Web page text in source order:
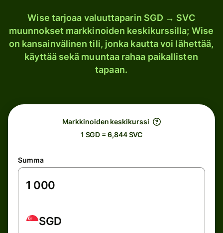
Wise tarjoaa valuuttaparin SGD → SVC
muunnokset markkinoiden keskikurssilla; Wise
on kansainvälinen tili, jonka kautta voi lähettää,
käyttää sekä muuntaa rahaa paikallisten
tapaan.
Markkinoiden keskikurssi
1 SGD = 6,844 SVC
Summa
SGD